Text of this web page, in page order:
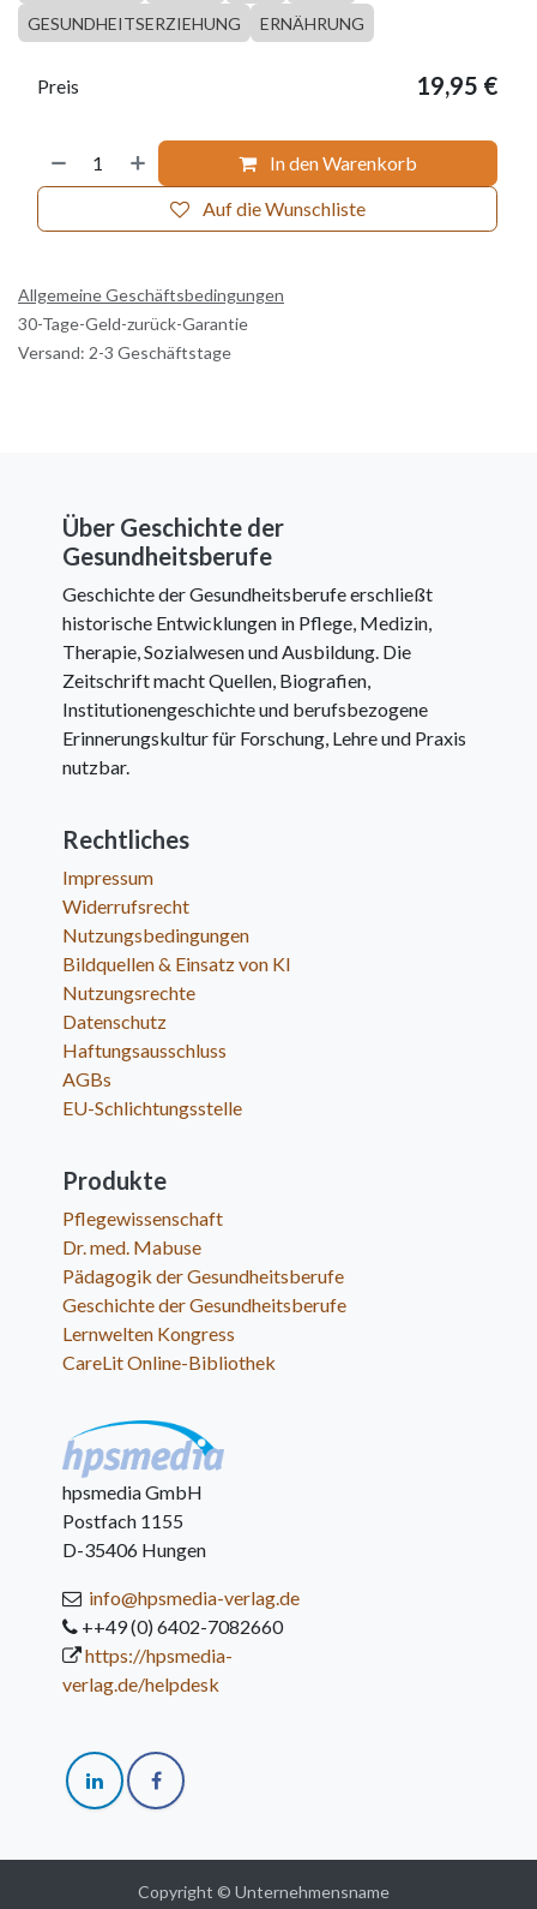
GESUNDHEITSERZIEHUNG
ERNÄHRUNG
In den Warenkorb
Auf die Wunschliste
Preis 19,95 €
Allgemeine Geschäftsbedingungen
30-Tage-Geld-zurück-Garantie
Versand: 2-3 Geschäftstage
Über Geschichte der
Gesundheitsberufe
Geschichte der Gesundheitsberufe erschließt
historische Entwicklungen in Pflege, Medizin,
Therapie, Sozialwesen und Ausbildung. Die
Zeitschrift macht Quellen, Biografien,
Institutionengeschichte und berufsbezogene
Erinnerungskultur für Forschung, Lehre und Praxis
nutzbar.
Rechtliches
Impressum
Widerrufsrecht
Nutzungsbedingungen
Bildquellen & Einsatz von KI
Nutzungsrechte
Datenschutz
Haftungsausschluss
AGBs
EU-Schlichtungsstelle
Produkte
Pflegewissenschaft
Dr. med. Mabuse
Pädagogik der Gesundheitsberufe
Geschichte der Gesundheitsberufe
Lernwelten Kongress
CareLit Online-Bibliothek
hpsmedia GmbH
Postfach 1155
D-35406 Hungen
info@hpsmedia-verlag.de
++49 (0) 6402-7082660
https://hpsmedia-
verlag.de/helpdesk
Copyright © Unternehmensname